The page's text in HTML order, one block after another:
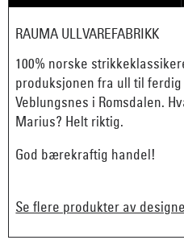
RAUMA ULLVAREFABRIKK
100% norske
produksjonen fra ull til
Veblungsnes i Romsdalen.
Marius? Helt riktig.
God bærekraftig handel!
Se flere produkter av